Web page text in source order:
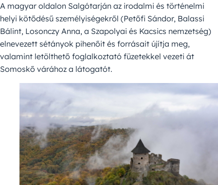
A magyar oldalon Salgótarján az irodalmi és történelmi
helyi kötődésű személyiségekről (Petőfi Sándor, Balassi
Bálint, Losonczy Anna, a Szapolyai és Kacsics nemzetség)
elnevezett sétányok pihenőit és forrásait újítja meg,
valamint letölthető foglalkoztató füzetekkel vezeti át
Somoskő várához a látogatót.